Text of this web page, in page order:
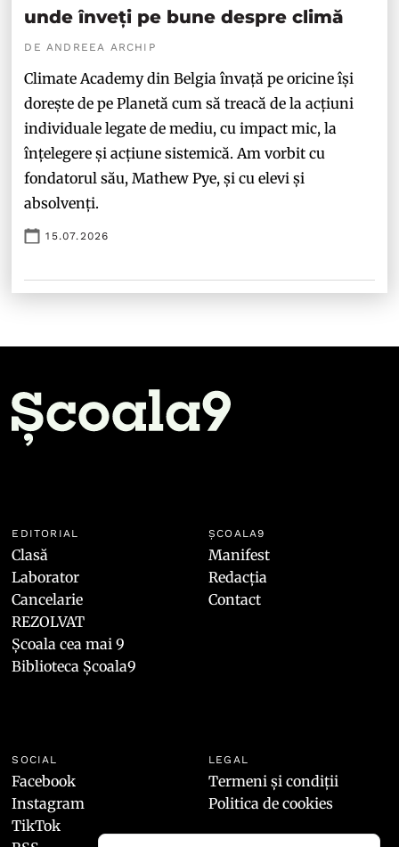
unde înveți pe bune despre climă
DE ANDREEA ARCHIP
Climate Academy din Belgia învață pe oricine își
dorește de pe Planetă cum să treacă de la acțiuni
individuale legate de mediu, cu impact mic, la
înțelegere și acțiune sistemică. Am vorbit cu
fondatorul său, Mathew Pye, și cu elevi și
absolvenți.
15.07.2026
EDITORIAL
Clasă
Laborator
Cancelarie
REZOLVAT
Școala cea mai 9
Biblioteca Școala9
ȘCOALA9
Manifest
Redacția
Contact
SOCIAL
Facebook
Instagram
TikTok
LEGAL
Termeni și condiții
Politica de cookies